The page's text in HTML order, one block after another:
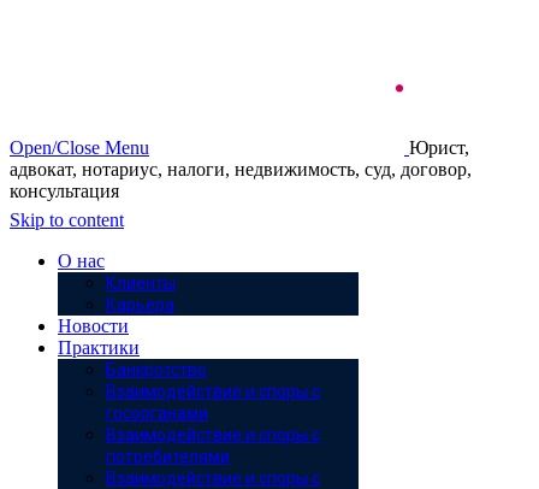
Open/Close Menu
Юрист,
адвокат, нотариус, налоги, недвижимость, суд, договор,
консультация
Skip to content
О нас
Клиенты
Карьера
Новости
Практики
Банкротство
Взаимодействие и споры с
госорганами
Взаимодействие и споры с
потребителями
Взаимодействие и споры с